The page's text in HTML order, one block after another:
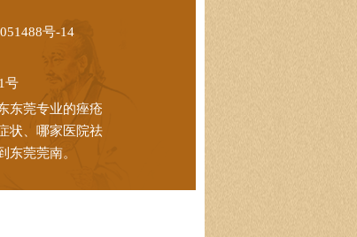
号-14
号
东莞专业的痤疮
状、哪家医院祛
东莞莞南。